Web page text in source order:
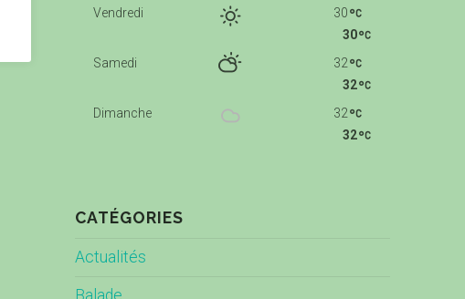
Vendredi
30
30
Samedi
32
32
Dimanche
32
32
CATÉGORIES
Actualités